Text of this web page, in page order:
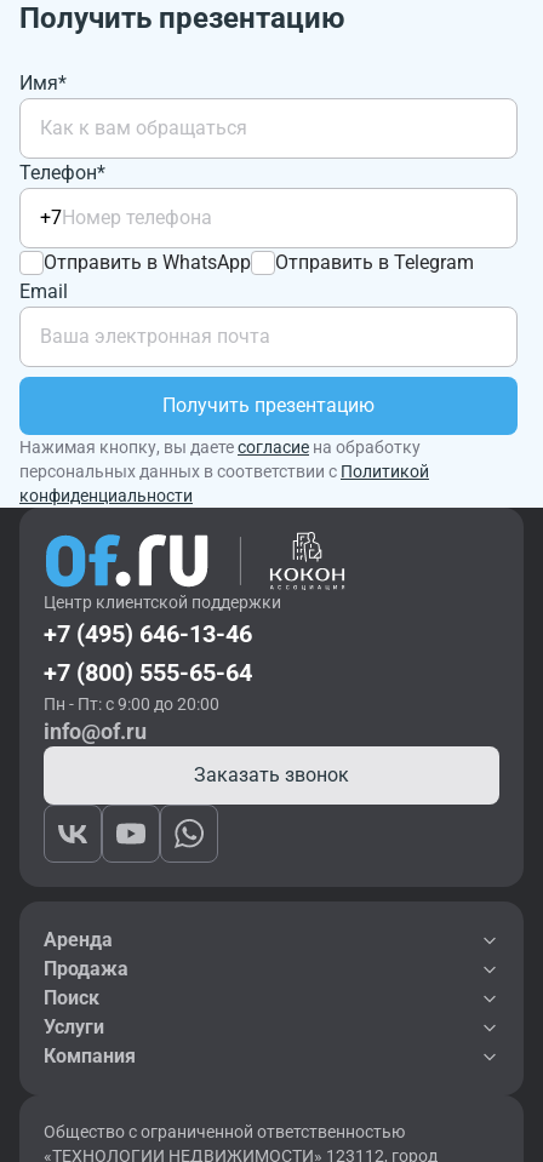
Получить презентацию
Имя*
Телефон*
+7
Отправить в WhatsApp
Отправить в Telegram
Email
Получить презентацию
Нажимая кнопку, вы даетесогласие на обработку
персональных данных в соответствии с Политикой
конфиденциальности
Центр клиентской поддержки
+7 (495) 646-13-46
+7 (800) 555-65-64
Пн - Пт: с 9:00 до 20:00
info@of.ru
Заказать звонок
Аренда
Продажа
Поиск
Услуги
Компания
Общество с ограниченной ответственностью
«ТЕХНОЛОГИИ НЕДВИЖИМОСТИ» 123112, город